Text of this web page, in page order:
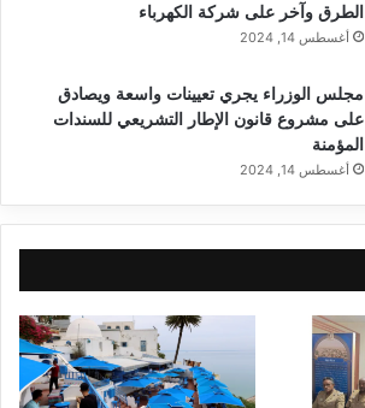
الطرق وآخر على شركة الكهرباء
أغسطس 14, 2024
مجلس الوزراء يجري تعيينات واسعة ويصادق
على مشروع قانون الإطار التشريعي للسندات
المؤمنة
أغسطس 14, 2024